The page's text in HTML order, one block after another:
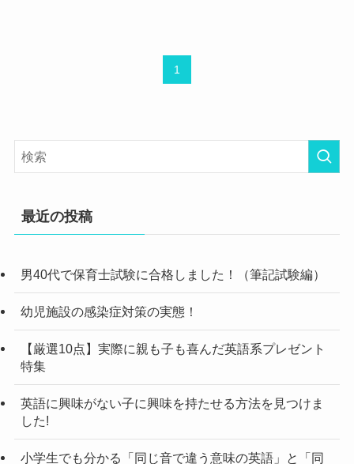
1
最近の投稿
男40代で保育士試験に合格しました！（筆記試験編）
幼児施設の感染症対策の実態！
【厳選10点】実際に親も子も喜んだ英語系プレゼント
特集
英語に興味がない子に興味を持たせる方法を見つけま
した!
小学生でも分かる「同じ音で違う意味の英語」と「同